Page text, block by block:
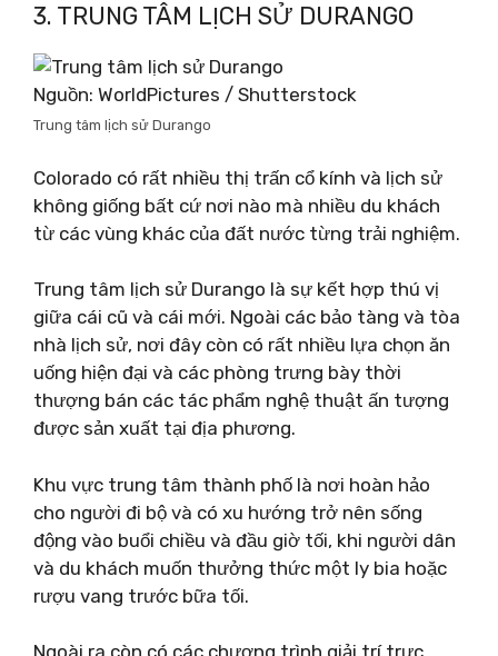
3. TRUNG TÂM LỊCH SỬ DURANGO
Nguồn: WorldPictures / Shutterstock
Trung tâm lịch sử Durango
Colorado có rất nhiều thị trấn cổ kính và lịch sử
không giống bất cứ nơi nào mà nhiều du khách
từ các vùng khác của đất nước từng trải nghiệm.
Trung tâm lịch sử Durango là sự kết hợp thú vị
giữa cái cũ và cái mới. Ngoài các bảo tàng và tòa
nhà lịch sử, nơi đây còn có rất nhiều lựa chọn ăn
uống hiện đại và các phòng trưng bày thời
thượng bán các tác phẩm nghệ thuật ấn tượng
được sản xuất tại địa phương.
Khu vực trung tâm thành phố là nơi hoàn hảo
cho người đi bộ và có xu hướng trở nên sống
động vào buổi chiều và đầu giờ tối, khi người dân
và du khách muốn thưởng thức một ly bia hoặc
rượu vang trước bữa tối.
Ngoài ra còn có các chương trình giải trí trực